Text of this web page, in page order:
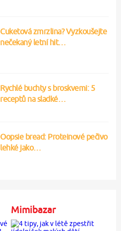
Cuketová zmrzlina? Vyzkoušejte
nečekaný letní hit…
Rychlé buchty s broskvemi: 5
receptů na sladké…
Oopsie bread: Proteinové pečivo
lehké jako…
Mimibazar